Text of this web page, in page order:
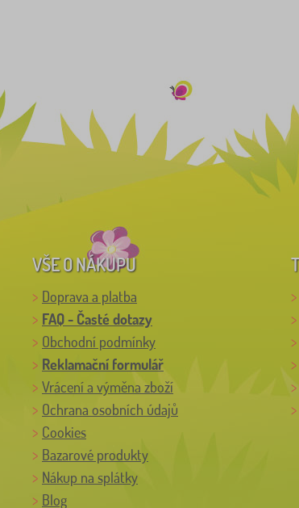
VŠE O NÁKUPU
Doprava a platba
FAQ - Časté dotazy
Obchodní podmínky
Reklamační formulář
Vrácení a výměna zboží
Ochrana osobních údajů
Cookies
Bazarové produkty
Nákup na splátky
Blog